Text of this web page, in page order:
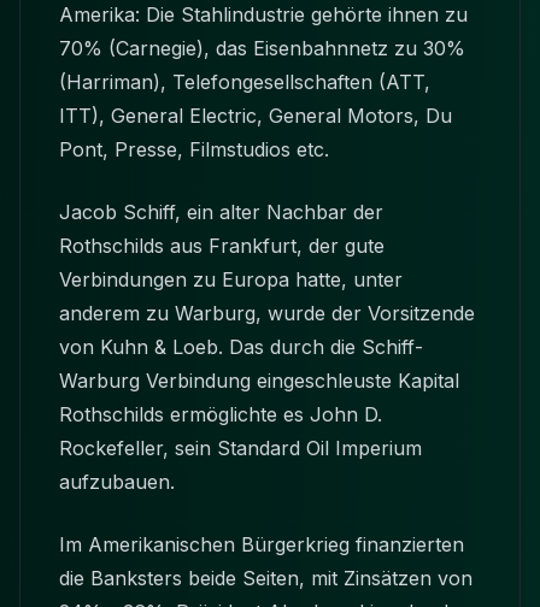
Amerika: Die Stahlindustrie gehörte ihnen zu
70% (Carnegie), das Eisenbahnnetz zu 30%
(Harriman), Telefongesellschaften (ATT,
ITT), General Electric, General Motors, Du
Pont, Presse, Filmstudios etc.
Jacob Schiff, ein alter Nachbar der
Rothschilds aus Frankfurt, der gute
Verbindungen zu Europa hatte, unter
anderem zu Warburg, wurde der Vorsitzende
von Kuhn & Loeb. Das durch die Schiff-
Warburg Verbindung eingeschleuste Kapital
Rothschilds ermöglichte es John D.
Rockefeller, sein Standard Oil Imperium
aufzubauen.
Im Amerikanischen Bürgerkrieg finanzierten
die Banksters beide Seiten, mit Zinsätzen von